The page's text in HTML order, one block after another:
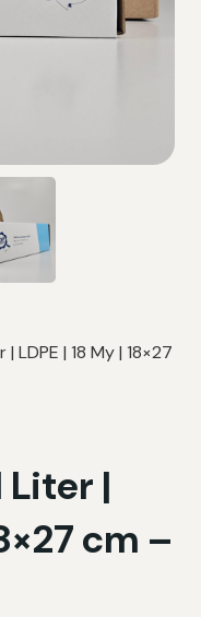
LDPE | 18 My | 18×27
Liter |
cm –